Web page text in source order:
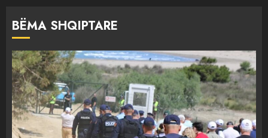
BËMA SHQIPTARE